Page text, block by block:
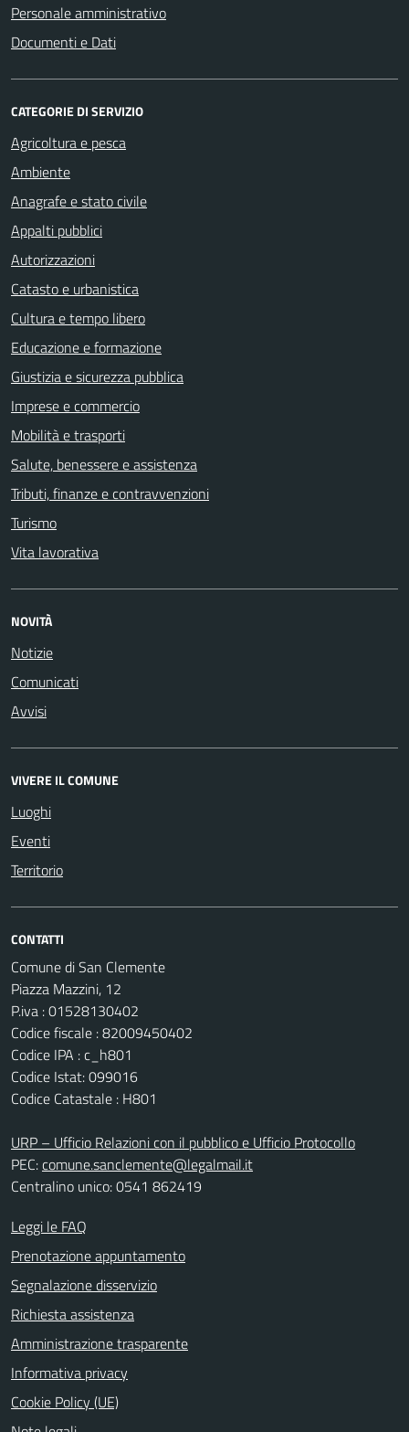
Personale amministrativo
Documenti e Dati
CATEGORIE DI SERVIZIO
Agricoltura e pesca
Ambiente
Anagrafe e stato civile
Appalti pubblici
Autorizzazioni
Catasto e urbanistica
Cultura e tempo libero
Educazione e formazione
Giustizia e sicurezza pubblica
Imprese e commercio
Mobilità e trasporti
Salute, benessere e assistenza
Tributi, finanze e contravvenzioni
Turismo
Vita lavorativa
NOVITÀ
Notizie
Comunicati
Avvisi
VIVERE IL COMUNE
Luoghi
Eventi
Territorio
CONTATTI
Comune di San Clemente
Piazza Mazzini, 12
P.iva : 01528130402
Codice fiscale : 82009450402
Codice IPA : c_h801
Codice Istat: 099016
Codice Catastale : H801
URP – Ufficio Relazioni con il pubblico e Ufficio Protocollo
PEC:comune.sanclemente@legalmail.it
Centralino unico: 0541 862419
Leggi le FAQ
Prenotazione appuntamento
Segnalazione disservizio
Richiesta assistenza
Amministrazione trasparente
Informativa privacy
Cookie Policy (UE)